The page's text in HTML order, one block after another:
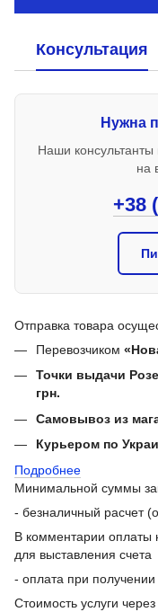
Консультация
Нужна
Наши консультанты
на
+38
Отправка товара
Перевозчиком
Точки выдачи
грн.
Самовывоз из
Курьером по
Подробнее
Минимальной суммы
- безналичный расчет
В комментарии
для выставления счета
- оплата при получении
Стоимость услуги